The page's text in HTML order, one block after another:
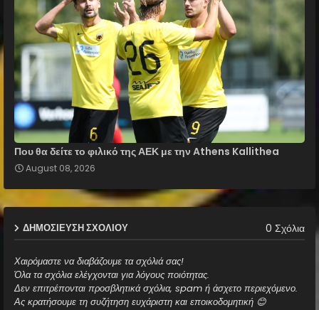
Που θα δείτε το φιλικό της ΑΕΚ με την Athens Kallithea
August 08, 2026
ΔΗΜΟΣΊΕΥΣΗ ΣΧΟΛΊΟΥ 0 Σχόλια
Χαιρόμαστε να διαβάζουμε τα σχόλιά σας!
Όλα τα σχόλια ελέγχονται για λόγους ποιότητας.
Δεν επιτρέπονται προσβλητικά σχόλια, spam ή άσχετο περιεχόμενο.
Ας κρατήσουμε τη συζήτηση ευχάριστη και εποικοδομητική 😊